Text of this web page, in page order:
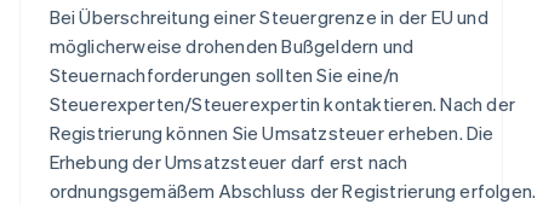
Bei Überschreitung einer Steuergrenze in der EU und
möglicherweise drohenden Bußgeldern und
Steuernachforderungen sollten Sie eine/n
Steuerexperten/Steuerexpertin kontaktieren. Nach der
Registrierung können Sie Umsatzsteuer erheben. Die
Erhebung der Umsatzsteuer darf erst nach
ordnungsgemäßem Abschluss der Registrierung erfolgen.